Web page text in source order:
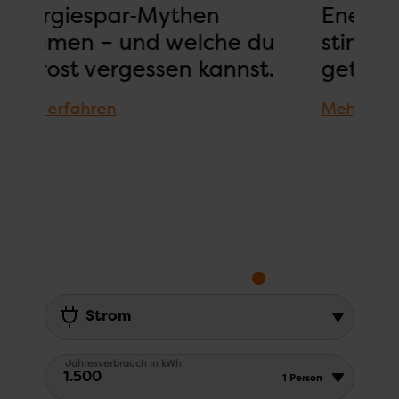
Energiespar‑Mythen
stimmen – und welche du
getrost vergessen kannst.
Mehr erfahren
Strom
Pflichtfeld
Jahresverbrauch in kWh
1.500